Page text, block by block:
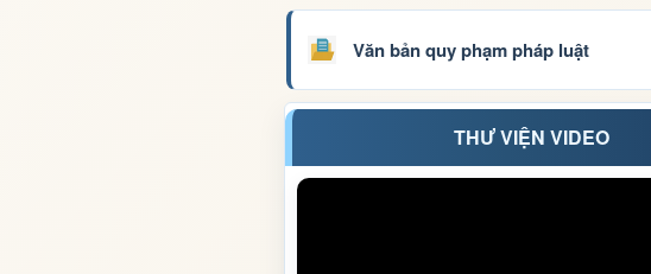
Văn bản quy phạm pháp luật
THƯ VIỆN VIDEO